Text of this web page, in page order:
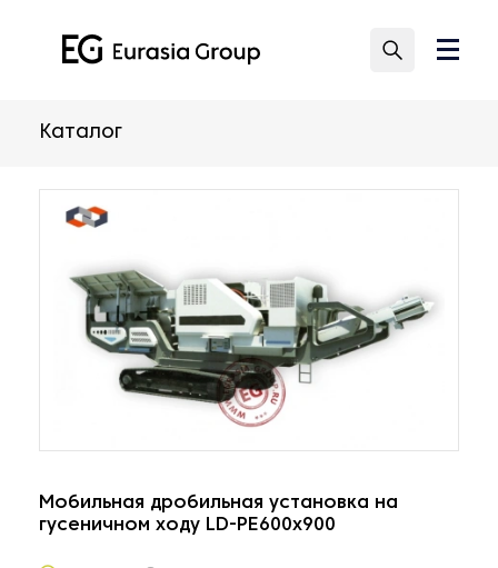
Каталог
Мобильная дробильная установка на
гусеничном ходу LD-PE600x900